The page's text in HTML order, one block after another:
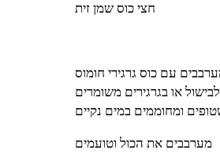
חצי כוס שמן זית
עם כוס גרגירי חומוס
או בגרגירים משומרים
ומחוממים במים נקיים
מערבבים את הכול וטועמים